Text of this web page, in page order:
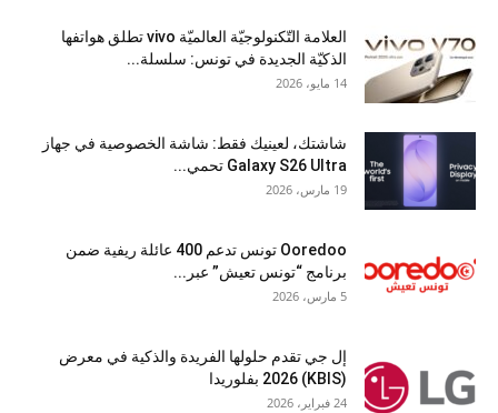
العلامة التّكنولوجيّة العالميّة vivo تطلق هواتفها
الذكيّة الجديدة في تونس: سلسلة...
14 مايو، 2026
شاشتك، لعينيك فقط: شاشة الخصوصية في جهاز
Galaxy S26 Ultra تحمي...
19 مارس، 2026
Ooredoo تونس تدعم 400 عائلة ريفية ضمن
برنامج “تونس تعيش” عبر...
5 مارس، 2026
إل جي تقدم حلولها الفريدة والذكية في معرض
(KBIS) 2026 بفلوريدا
24 فبراير، 2026